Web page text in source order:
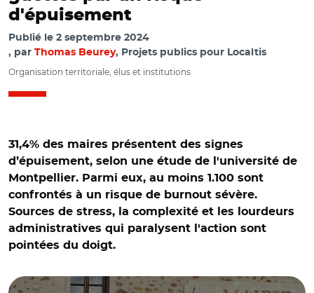
d'épuisement
Publié le 2 septembre 2024
par Thomas Beurey, Projets publics pour Localtis
Organisation territoriale, élus et institutions
31,4% des maires présentent des signes
d’épuisement, selon une étude de l'université de
Montpellier. Parmi eux, au moins 1.100 sont
confrontés à un risque de burnout sévère.
Sources de stress, la complexité et les lourdeurs
administratives qui paralysent l'action sont
pointées du doigt.
© Etude de l’Observatoire AMAROK et François GOGLINS -